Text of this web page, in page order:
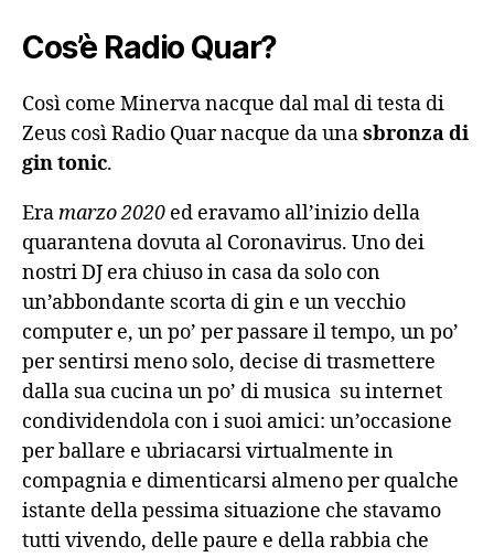
Cos’è Radio Quar?
Così come Minerva nacque dal mal di testa di
Zeus così Radio Quar nacque da unasbronza di
gin tonic.
Eramarzo 2020 ed eravamo all’inizio della
quarantena dovuta al Coronavirus. Uno dei
nostri DJ era chiuso in casa da solo con
un’abbondante scorta di gin e un vecchio
computer e, un po’ per passare il tempo, un po’
per sentirsi meno solo, decise di trasmettere
dalla sua cucina un po’ di musica su internet
condividendola con i suoi amici: un’occasione
per ballare e ubriacarsi virtualmente in
compagnia e dimenticarsi almeno per qualche
istante della pessima situazione che stavamo
tutti vivendo, delle paure e della rabbia che